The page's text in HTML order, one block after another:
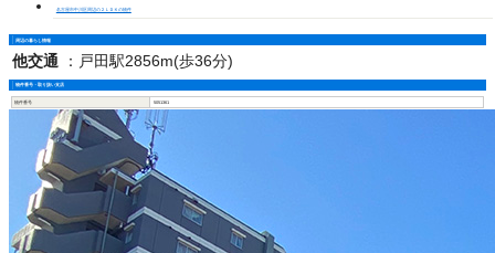
名古屋市中川区周辺の２ＬＤＫの物件
周辺の暮らし情報
他交通 ： 戸田駅2856m(歩36分)
物件番号・取り扱い支店
物件番号 5051361